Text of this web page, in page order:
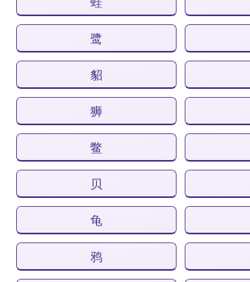
鹭
貂
狮
鳖
贝
龟
鸦